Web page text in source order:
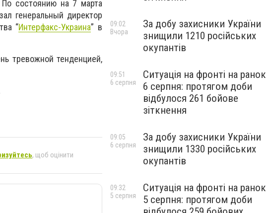
состоянию на 7 марта
генеральный директор
“Интерфакс-Украина” в
тревожной тенденцией,
, щоб оцінити
За добу захисники України
знищили 1210 російських
окупантів
09:02
Вчора
Ситуація на фронті на ранок
6 серпня: протягом доби
відбулося 261 бойове
зіткнення
09:51
6 серпня
За добу захисники України
знищили 1330 російських
окупантів
09:05
6 серпня
Ситуація на фронті на ранок
5 серпня: протягом доби
09:32
5 серпня